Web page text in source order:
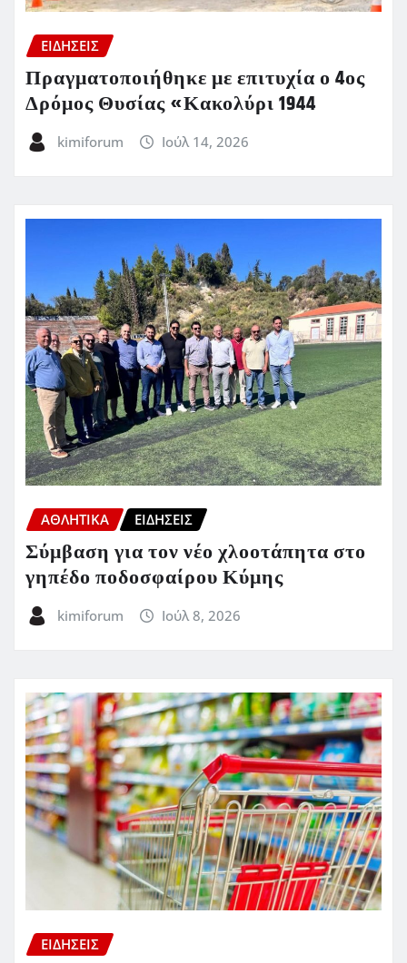
ΕΙΔΗΣΕΙΣ
Πραγματοποιήθηκε με επιτυχία ο 4ος
Δρόμος Θυσίας «Κακολύρι 1944
kimiforum Ιούλ 14, 2026
ΑΘΛΗΤΙΚΑ ΕΙΔΗΣΕΙΣ
Σύμβαση για τον νέο χλοοτάπητα στο
γηπέδο ποδοσφαίρου Κύμης
kimiforum Ιούλ 8, 2026
ΕΙΔΗΣΕΙΣ